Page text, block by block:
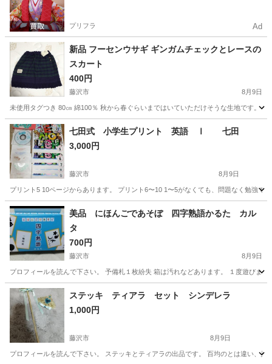
プリフラ Ad
新品 フーセンウサギ ギンガムチェックとレースの
スカート
400円
藤沢市 8月9日
未使用タグつき 80㎝ 綿100％ 秋から春ぐらいまではいていただけそうな生地です。
神奈川 藤沢市 キッズ用品 フーセンウサギ
七田式 小学生プリント 英語 Ⅰ 七田
3,000円
藤沢市 8月9日
プリント5 10ページからあります。 プリント6〜10 1〜5がなくても、問題なく勉強
神奈川 藤沢市 その他 小学生
美品 にほんごであそぼ 四字熟語かるた カル
タ
700円
藤沢市 8月9日
プロフィールを読んで下さい。 予備札１枚紛失 箱は汚れなどあります。 １度遊び
神奈川 藤沢市 キッズ用品 にほんごであそぼ
ステッキ ティアラ セット シンデレラ
1,000円
藤沢市 8月9日
プロフィールを読んで下さい。 ステッキとティアラの出品です。 百均のとは違い、